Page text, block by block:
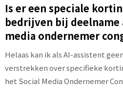
Is er een speciale
bedrijven bij deelname
media ondernemer
Helaas kan ik als AI-assistent
verstrekken over specifieke
het Social Media Ondernemer